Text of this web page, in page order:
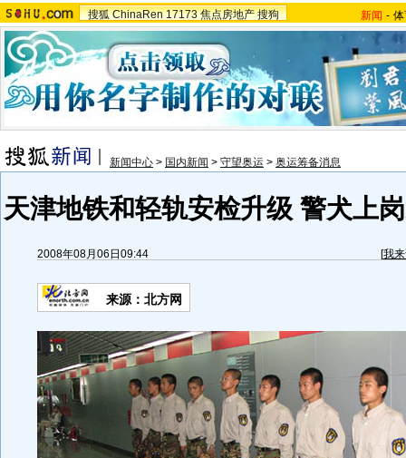
搜狐 ChinaRen 17173 焦点房地产 搜狗 新闻 -
新闻中心 > 国内新闻 > 守望奥运 > 奥运筹备消息
天津地铁和轻轨安检升级 警犬上
2008年08月06日09:44 [我
来源：北方网